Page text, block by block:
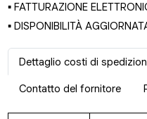
▪ FATTURAZIONE
▪ DISPONIBILITÀ
Dettaglio costi di
Contatto del fornitore